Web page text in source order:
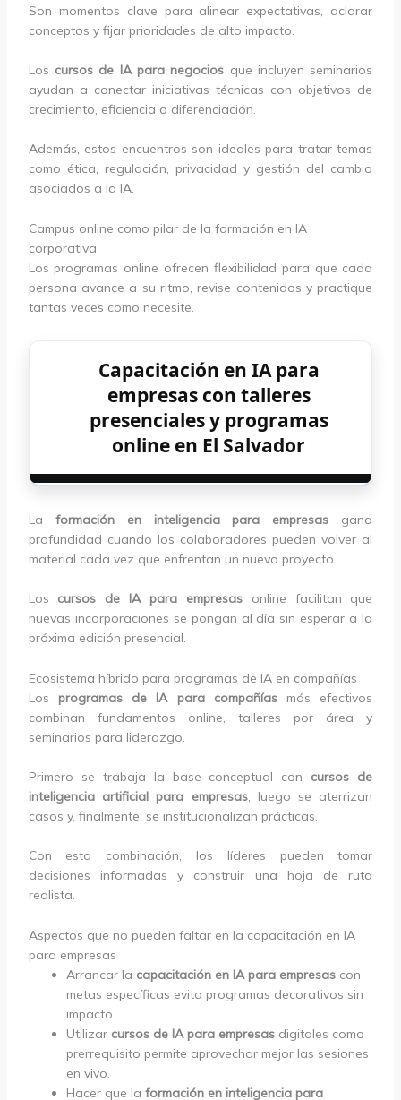
Son momentos clave para alinear expectativas, aclarar
conceptos y fijar prioridades de alto impacto.
Los cursos de IA para negocios que incluyen seminarios
ayudan a conectar iniciativas técnicas con objetivos de
crecimiento, eficiencia o diferenciación.
Además, estos encuentros son ideales para tratar temas
como ética, regulación, privacidad y gestión del cambio
asociados a la IA.
Campus online como pilar de la formación en IA
corporativa
Los programas online ofrecen flexibilidad para que cada
persona avance a su ritmo, revise contenidos y practique
tantas veces como necesite.
Capacitación en IA para
empresas con talleres
presenciales y programas
online en El Salvador
La formación en inteligencia para empresas gana
profundidad cuando los colaboradores pueden volver al
material cada vez que enfrentan un nuevo proyecto.
Los cursos de IA para empresasonline facilitan que
nuevas incorporaciones se pongan al día sin esperar a la
próxima edición presencial.
Ecosistema híbrido para programas de IA en compañías
Los programas de IA para compañíasmás efectivos
combinan fundamentos online, talleres por área y
seminarios para liderazgo.
Primero se trabaja la base conceptual con cursos de
inteligencia artificial para empresas, luego se aterrizan
casos y, finalmente, se institucionalizan prácticas.
Con esta combinación, los líderes pueden tomar
decisiones informadas y construir una hoja de ruta
realista.
Aspectos que no pueden faltar en la capacitación en IA
para empresas
Arrancar la capacitación en IA para empresascon
metas específicas evita programas decorativos sin
impacto.
Utilizar cursos de IA para empresasdigitales como
prerrequisito permite aprovechar mejor las sesiones
en vivo.
Hacer que la formación en inteligencia para